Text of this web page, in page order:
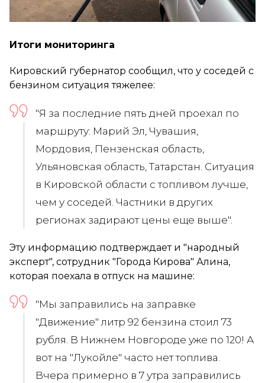
Итоги мониторинга
Кировский губернатор сообщил, что у соседей с
бензином ситуация тяжелее:
"Я за последние пять дней проехал по
маршруту: Марий Эл, Чувашия,
Мордовия, Пензенская область,
Ульяновская область, Татарстан. Ситуация
в Кировской области с топливом лучше,
чем у соседей. Частники в других
регионах задирают цены еще выше".
Эту информацию подтверждает и "народный
эксперт", сотрудник "Города Кирова" Алина,
которая поехала в отпуск на машине:
"Мы заправились на заправке
"Движение" литр 92 бензина стоил 73
рубля. В Нижнем Новгороде уже по 120! А
вот на "Лукойле" часто нет топлива.
Вчера примерно в 7 утра заправились